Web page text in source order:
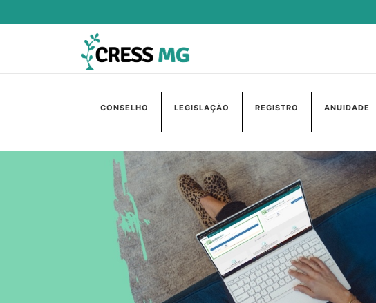
CONSELHO LEGISLAÇÃO REGISTRO ANUIDADE